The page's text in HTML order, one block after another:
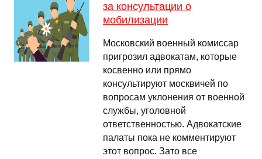
за консультации о
мобилизации
Московский военный комиссар
пригрозил адвокатам, которые
косвенно или прямо
консультируют москвичей по
вопросам уклонения от военной
службы, уголовной
ответственностью. Адвокатские
палаты пока не комментируют
этот вопрос. Зато все